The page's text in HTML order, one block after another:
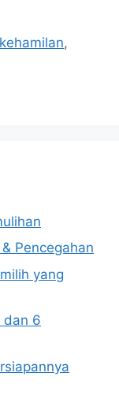
,
Pencegahan
yang
dan 6